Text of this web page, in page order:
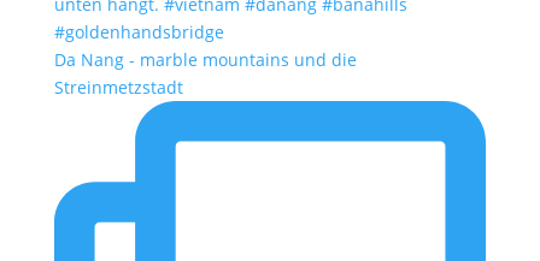
Da Nang - marble mountains und die
Streinmetzstadt